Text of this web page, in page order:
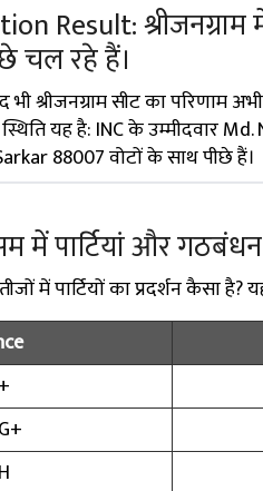
Result:
चल रहे हैं।
श्रीजनग्राम सीट का परिणाम
यह है: INC के उम्मीदवार
88007 वोटों के साथ पीछे हैं।
में पार्टियां और
में पार्टियों का प्रदर्शन कैसा